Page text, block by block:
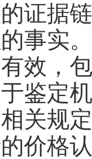
证据
事实
效，
鉴定
关规
价格